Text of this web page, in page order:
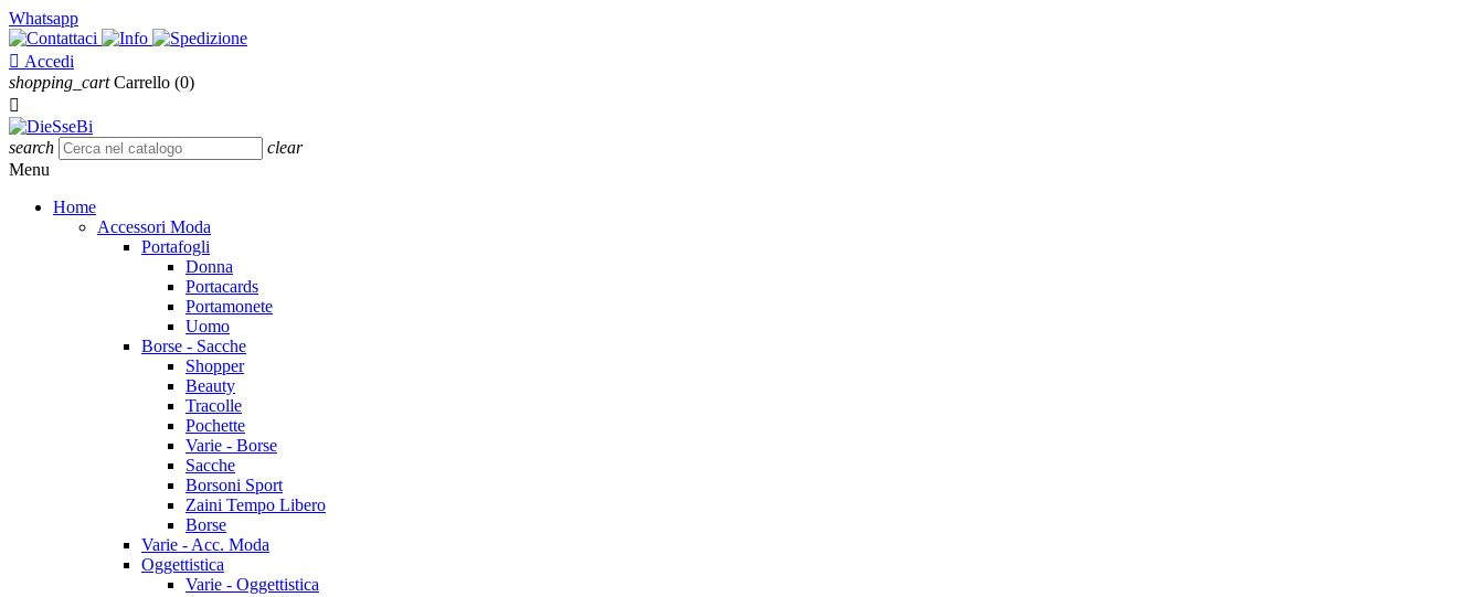
Whatsapp
 Accedi
shopping_cart Carrello (0)

search
clear
Menu
Home
Accessori Moda
Portafogli
Donna
Portacards
Portamonete
Uomo
Borse - Sacche
Shopper
Beauty
Tracolle
Pochette
Varie - Borse
Sacche
Borsoni Sport
Zaini Tempo Libero
Borse
Varie - Acc. Moda
Oggettistica
Varie - Oggettistica